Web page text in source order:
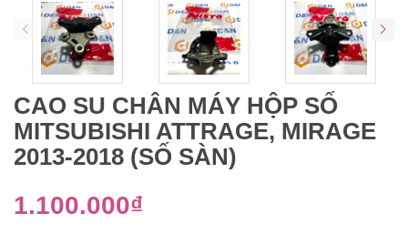
CAO SU CHÂN MÁY HỘP SỐ
MITSUBISHI ATTRAGE, MIRAGE
2013-2018 (SỐ SÀN)
1.100.000₫